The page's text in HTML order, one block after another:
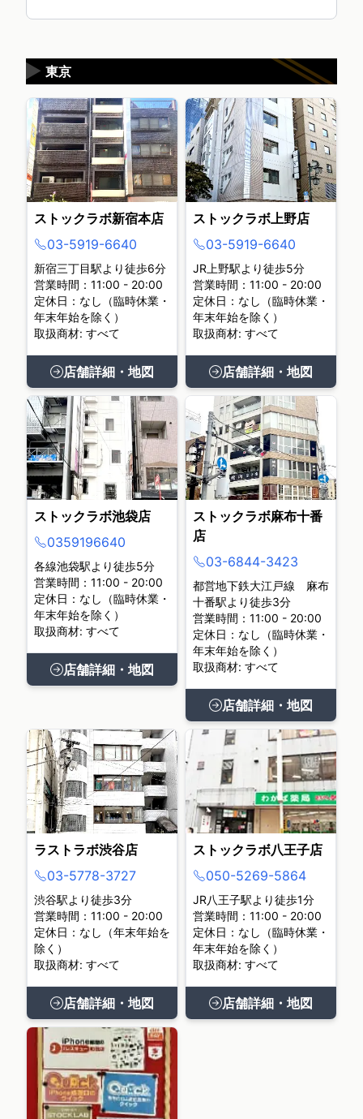
東京
▶
ストックラボ新宿本店
03-5919-6640
新宿三丁目駅より徒歩6分
営業時間：11:00 - 20:00
定休日：なし（臨時休業・
年末年始を除く）
取扱商材: すべて
店舗詳細・地図
ストックラボ上野店
03-5919-6640
JR上野駅より徒歩5分
営業時間：11:00 - 20:00
定休日：なし（臨時休業・
年末年始を除く）
取扱商材: すべて
店舗詳細・地図
ストックラボ池袋店
0359196640
各線池袋駅より徒歩5分
営業時間：11:00 - 20:00
定休日：なし（臨時休業・
年末年始を除く）
取扱商材: すべて
店舗詳細・地図
ストックラボ麻布十番
店
03-6844-3423
都営地下鉄大江戸線 麻布
十番駅より徒歩3分
営業時間：11:00 - 20:00
定休日：なし（臨時休業・
年末年始を除く）
取扱商材: すべて
店舗詳細・地図
ラストラボ渋谷店
03-5778-3727
渋谷駅より徒歩3分
営業時間：11:00 - 20:00
定休日：なし（年末年始を
除く）
取扱商材: すべて
店舗詳細・地図
ストックラボ八王子店
050-5269-5864
JR八王子駅より徒歩1分
営業時間：11:00 - 20:00
定休日：なし（臨時休業・
年末年始を除く）
取扱商材: すべて
店舗詳細・地図